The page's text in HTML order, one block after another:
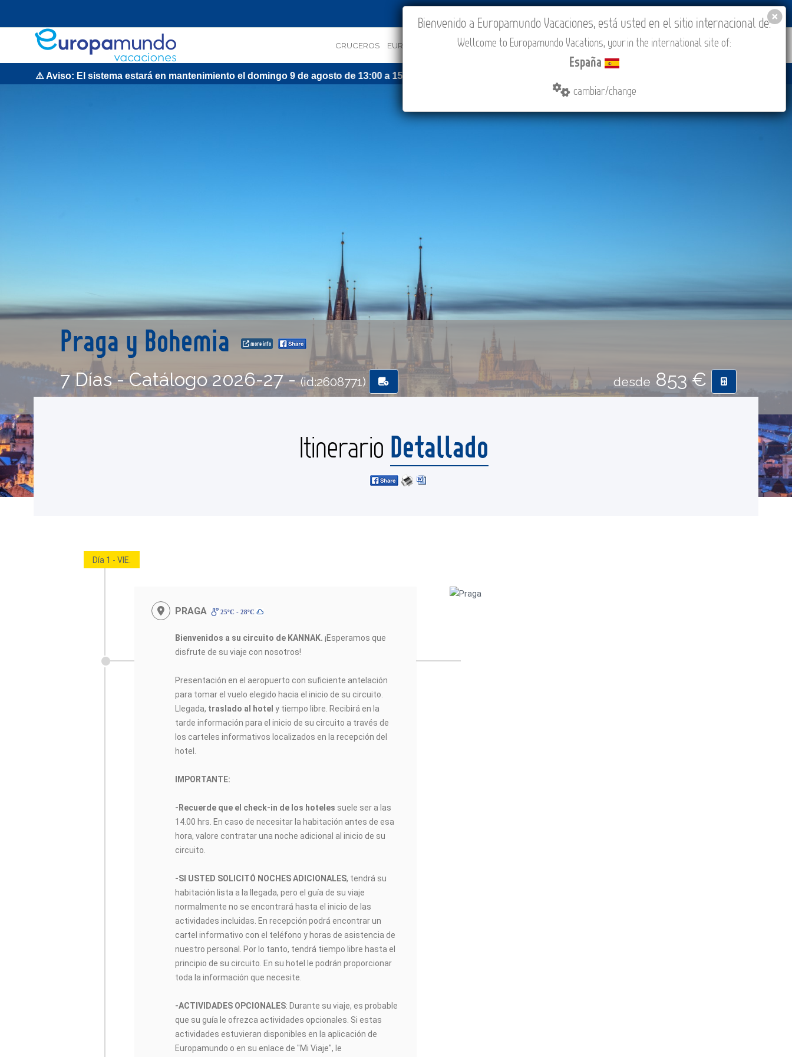
CRUCEROS EUROPA ORIENTE PROMOCIONES COMPRAR CONTACTO MÁS
El sistema estará en mantenimiento el domingo 9 de agosto de 13:00 a 15:30 (CEST/Madrid).
Praga y Bohemia more info
7 Días - Catálogo 2026-27 -(id:2608771) desde 853 €
Itinerario Detallado
Día 1 - VIE.
PRAGA 25ºC - 28ºC
Bienvenidos a su circuito de KANNAK.¡Esperamos que
disfrute de su viaje con nosotros!
Presentación en el aeropuerto con suficiente antelación
para tomar el vuelo elegido hacia el inicio de su circuito.
Llegada, traslado al hotely tiempo libre. Recibirá en la
tarde información para el inicio de su circuito a través de
los carteles informativos localizados en la recepción del
hotel.
IMPORTANTE:
-Recuerde que el check-in de los hoteles suele ser a las
14.00 hrs. En caso de necesitar la habitación antes de esa
hora, valore contratar una noche adicional al inicio de su
circuito.
-SI USTED SOLICITÓ NOCHES ADICIONALES, tendrá su
habitación lista a la llegada, pero el guía de su viaje
normalmente no se encontrará hasta el inicio de las
actividades incluidas. En recepción podrá encontrar un
cartel informativo con el teléfono y horas de asistencia de
nuestro personal. Por lo tanto, tendrá tiempo libre hasta el
principio de su circuito. En su hotel le podrán proporcionar
toda la información que necesite.
-ACTIVIDADES OPCIONALES: Durante su viaje, es probable
que su guía le ofrezca actividades opcionales. Si estas
actividades estuvieran disponibles en la aplicación de
Europamundo o en su enlace de "Mi Viaje", le
Bienvenido a Europamundo Vacaciones, está usted en el sitio internacional de:
Wellcome to Europamundo Vacations, your in the international site of:
España
cambiar/change